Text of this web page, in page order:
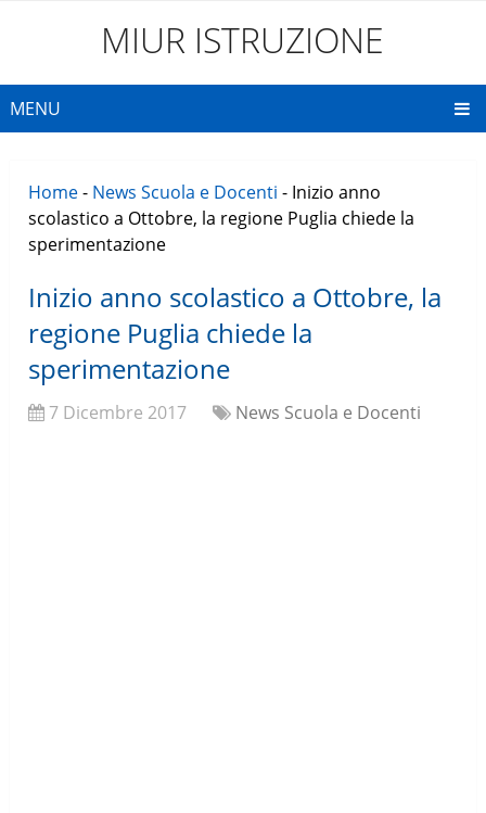
MIUR ISTRUZIONE
MENU
Home- News Scuola e Docenti - Inizio anno
scolastico a Ottobre, la regione Puglia chiede la
sperimentazione
Inizio anno scolastico a Ottobre, la
regione Puglia chiede la
sperimentazione
7 Dicembre 2017 News Scuola e Docenti